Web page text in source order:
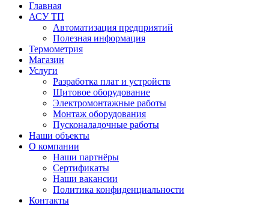
Главная
АСУ ТП
Автоматизация предприятий
Полезная информация
Термометрия
Магазин
Услуги
Разработка плат и устройств
Щитовое оборудование
Электромонтажные работы
Монтаж оборудования
Пусконаладочные работы
Наши объекты
О компании
Наши партнёры
Сертификаты
Наши вакансии
Политика конфиденциальности
Контакты